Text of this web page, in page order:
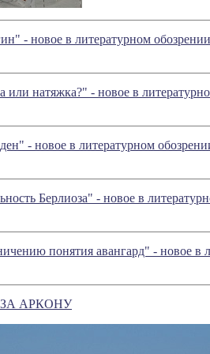
- новое в литературном
или натяжка?" - новое в
- новое в литературном
Берлиоза" - новое в
понятия авангард" - новое
АРКОНУ